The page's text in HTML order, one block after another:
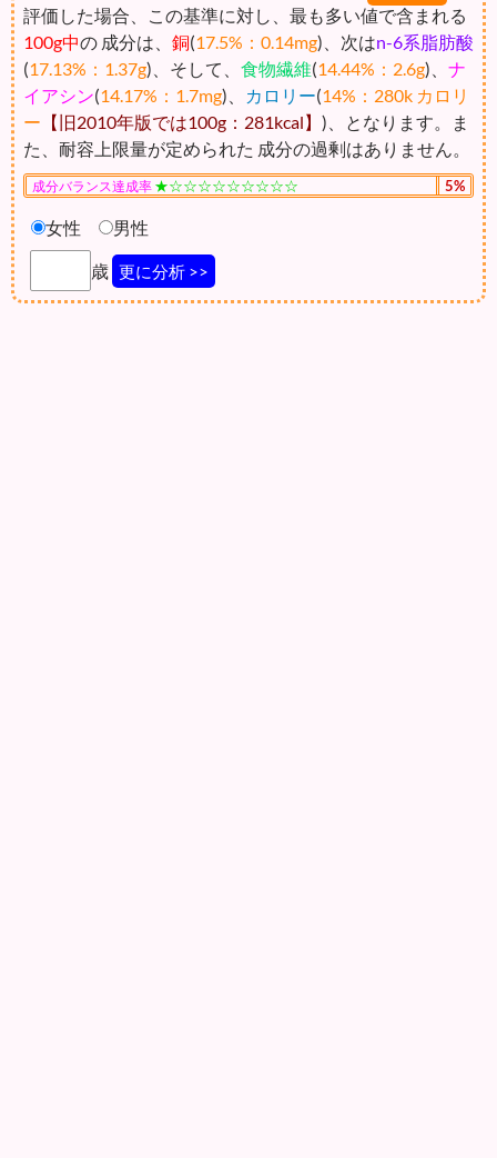
評価した場合、この基準に対し、最も多い値で含まれる
100g中の 成分は、 銅(17.5%：0.14mg)、次はn-6系脂肪酸
(17.13%：1.37g)、そして、 食物繊維(14.44%：2.6g)、 ナ
イアシン(14.17%：1.7mg)、 カロリー(14%：280k カロリ
ー 【旧2010年版では100g：281kcal】 )、となります。ま
た、耐容上限量が定められた 成分の過剰はありません。
成分バランス達成率 ★☆☆☆☆☆☆☆☆☆ 5%
女性 男性
歳 更に分析 >>